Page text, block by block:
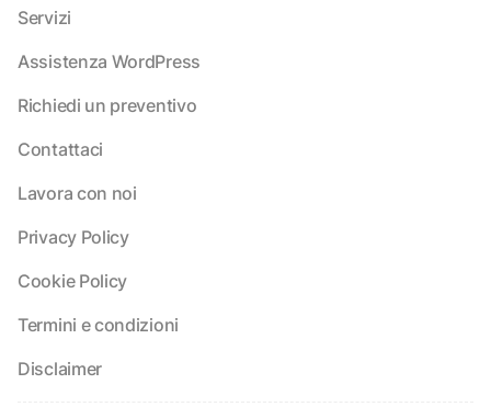
Servizi
Assistenza WordPress
Richiedi un preventivo
Contattaci
Lavora con noi
Privacy Policy
Cookie Policy
Termini e condizioni
Disclaimer